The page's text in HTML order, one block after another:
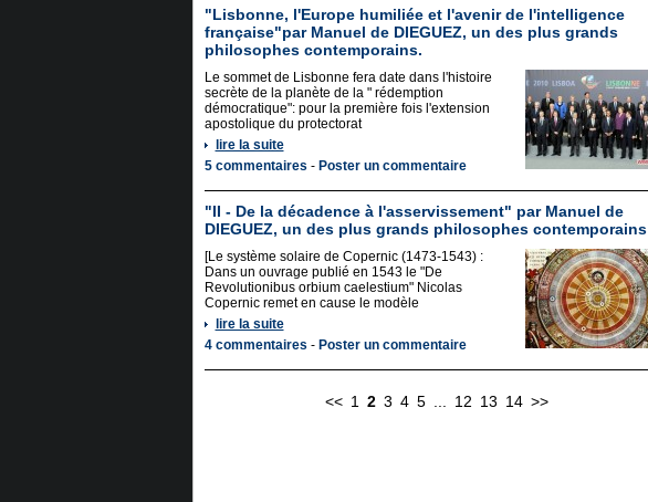
"Lisbonne, l'Europe humiliée et l'avenir de l'intelligence
française"par Manuel de DIEGUEZ, un des plus grands
philosophes contemporains.
Le sommet de Lisbonne fera date dans l'histoire
secrète de la planète de la " rédemption
démocratique": pour la première fois l'extension
apostolique du protectorat
lire la suite
5 commentaires - Poster un commentaire
"II - De la décadence à l'asservissement" par Manuel de
DIEGUEZ, un des plus grands philosophes contemporains
[Le système solaire de Copernic (1473-1543) :
Dans un ouvrage publié en 1543 le "De
Revolutionibus orbium caelestium" Nicolas
Copernic remet en cause le modèle
lire la suite
4 commentaires - Poster un commentaire
<< 1 2 3 4 5 12 13 14 >>